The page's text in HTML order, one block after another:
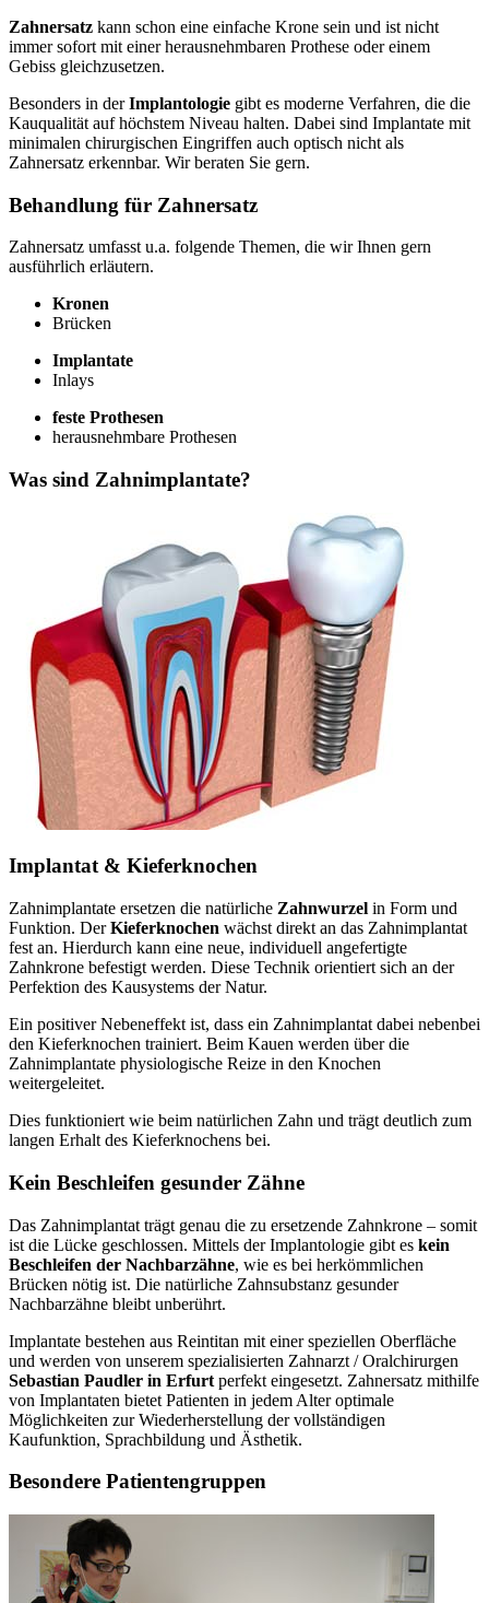
Zahnersatz kann schon eine einfache Krone sein und ist nicht
immer sofort mit einer herausnehmbaren Prothese oder einem
Gebiss gleichzusetzen.
Besonders in derImplantologie gibt es moderne Verfahren, die die
Kauqualität auf höchstem Niveau halten. Dabei sind Implantate mit
minimalen chirurgischen Eingriffen auch optisch nicht als
Zahnersatz erkennbar. Wir beraten Sie gern.
Behandlung für Zahnersatz
Zahnersatz umfasst u.a. folgende Themen, die wir Ihnen gern
ausführlich erläutern.
Kronen
Brücken
Implantate
Inlays
feste Prothesen
herausnehmbare Prothesen
Was sind Zahnimplantate?
Implantat & Kieferknochen
Zahnimplantate ersetzen die natürliche Zahnwurzel in Form und
Funktion. DerKieferknochen wächst direkt an das Zahnimplantat
fest an. Hierdurch kann eine neue, individuell angefertigte
Zahnkrone befestigt werden. Diese Technik orientiert sich an der
Perfektion des Kausystems der Natur.
Ein positiver Nebeneffekt ist, dass ein Zahnimplantat dabei nebenbei
den Kieferknochen trainiert. Beim Kauen werden über die
Zahnimplantate physiologische Reize in den Knochen
weitergeleitet.
Dies funktioniert wie beim natürlichen Zahn und trägt deutlich zum
langen Erhalt des Kieferknochens bei.
Kein Beschleifen gesunder Zähne
Das Zahnimplantat trägt genau die zu ersetzende Zahnkrone – somit
ist die Lücke geschlossen. Mittels der Implantologie gibt es kein
Beschleifen der Nachbarzähne, wie es bei herkömmlichen
Brücken nötig ist. Die natürliche Zahnsubstanz gesunder
Nachbarzähne bleibt unberührt.
Implantate bestehen aus Reintitan mit einer speziellen Oberfläche
und werden von unserem spezialisierten Zahnarzt / Oralchirurgen
Sebastian Paudler in Erfurt perfekt eingesetzt. Zahnersatz mithilfe
von Implantaten bietet Patienten in jedem Alter optimale
Möglichkeiten zur Wiederherstellung der vollständigen
Kaufunktion, Sprachbildung und Ästhetik.
Besondere Patientengruppen